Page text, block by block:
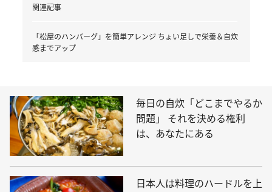
関連記事
「松屋のハンバーグ」を簡単アレンジ ちょい足しで栄養＆自炊
感までアップ
毎日の自炊「どこまでやるか
問題」 それを決める権利
は、あなたにある
日本人は料理のハードルを上